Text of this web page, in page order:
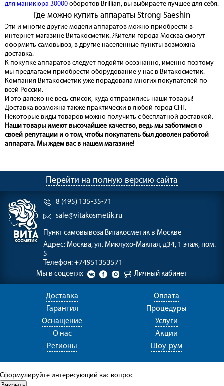
для маникюра 30000 оборотов Brillian, вы выбираете лучшее для себя.
Где можно купить аппараты Strong Saeshin
Эти и многие другие модели аппаратов можно приобрести в
интернет-магазине Витакосметик. Жители города Москва смогут
оформить самовывоз, в другие населенные пункты возможна
доставка.
К покупке аппаратов следует подойти осознанно, именно поэтому
мы предлагаем приобрести оборудование у нас в Витакосметик.
Компания Витакосметик уже порадовала многих покупателей по
всей России.
И это далеко не весь список, куда отправились наши товары!
Доставка возможна также практически в любой город СНГ.
Некоторые виды товаров можно получить с бесплатной доставкой.
Наши товары имеют высочайшее качество, ведь мы заботимся о
своей репутации и о том, чтобы покупатель был доволен работой
аппарата. Мы ждем вас в нашем магазине!
Перейти на полную версию сайта
8 (495) 135-35-71
sale@vitakosmetik.ru
Пункт самовывоза Витакосметик в Москве
Адрес: Москва, ул. Миклухо-Маклая, д34, 1 этаж, пом.
5
Телефон: +74951353571
Мы в соцсетях
Личный кабинет
Доставка
Оплата
Гарантия
Процедуры
Оснащение
Услуги
О нас
Акции
Регионы
Шоу-рум
Сформулируйте интересующий вас вопрос